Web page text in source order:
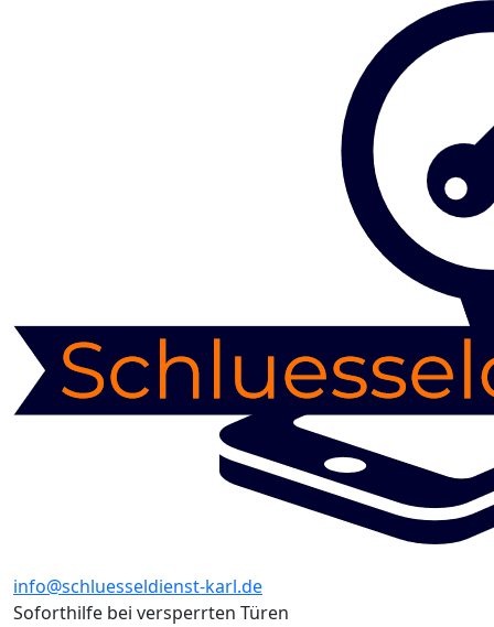
info@schluesseldienst-karl.de
Soforthilfe bei versperrten Türen